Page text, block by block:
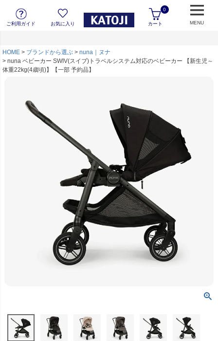
ご利用ガイド お気に入り カート
0
MENU
HOME ブランドから選ぶ
nuna｜ヌナ
nuna ベビーカー SWIV(スイブ)トラベルシステム対応のベビーカー 【新生児～
体重22kg(4歳頃)】【一部 予約品】